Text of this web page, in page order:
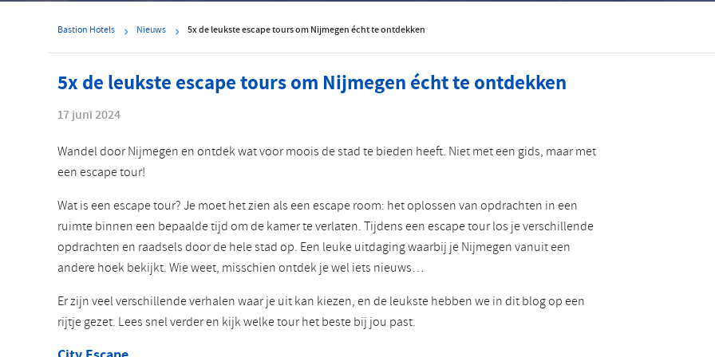
Bastion Hotels Nieuws 5x de leukste escape tours om Nijmegen écht te ontdekken
5x de leukste escape tours om Nijmegen écht te ontdekken
17 juni 2024
Wandel door Nijmegen en ontdek wat voor moois de stad te bieden heeft. Niet met een gids, maar met
een escape tour!
Wat is een escape tour? Je moet het zien als een escape room: het oplossen van opdrachten in een
ruimte binnen een bepaalde tijd om de kamer te verlaten. Tijdens een escape tour los je verschillende
opdrachten en raadsels door de hele stad op. Een leuke uitdaging waarbij je Nijmegen vanuit een
andere hoek bekijkt. Wie weet, misschien ontdek je wel iets nieuws…
Er zijn veel verschillende verhalen waar je uit kan kiezen, en de leukste hebben we in dit blog op een
rijtje gezet. Lees snel verder en kijk welke tour het beste bij jou past.